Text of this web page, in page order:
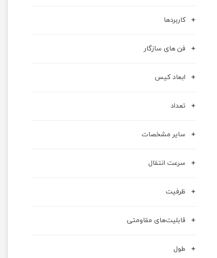
کاربردها
فن های سازگار
ابعاد کیس
تعداد
سایر مشخصات
سرعت انتقال
ظرفیت
قابلیت‌های مقاومتی
طول